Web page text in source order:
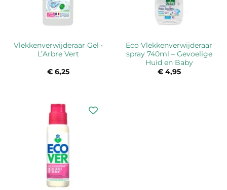
Vlekkenverwijderaar Gel •
L’Arbre Vert
€6,25
Eco Vlekkenverwijderaar
spray 740ml – Gevoelige
Huid en Baby
€4,95